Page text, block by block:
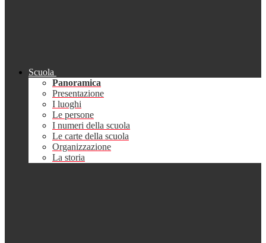
Scuola
Panoramica
Presentazione
I luoghi
Le persone
I numeri della scuola
Le carte della scuola
Organizzazione
La storia